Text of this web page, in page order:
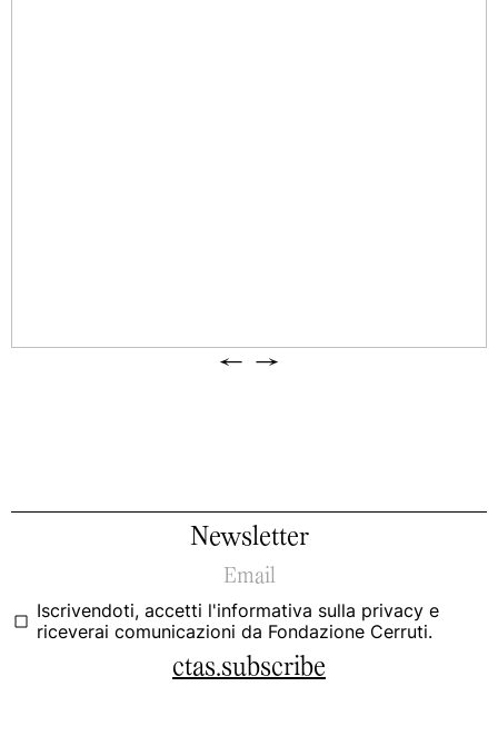
← →
Newsletter
Iscrivendoti, accetti l'informativa sulla privacy e
riceverai comunicazioni da Fondazione Cerruti.
ctas.subscribe